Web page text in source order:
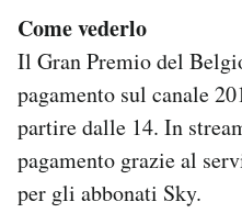
Come vederlo
Il Gran Premio del
pagamento sul canale
partire dalle 14. In
pagamento grazie al
per gli abbonati Sky.